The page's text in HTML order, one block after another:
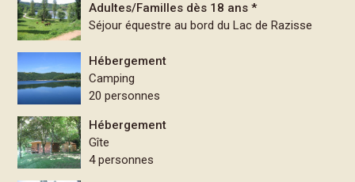
Adultes/Familles dès 18 ans *
Séjour équestre au bord du Lac de Razisse
Hébergement
Camping
20 personnes
Hébergement
Gîte
4 personnes